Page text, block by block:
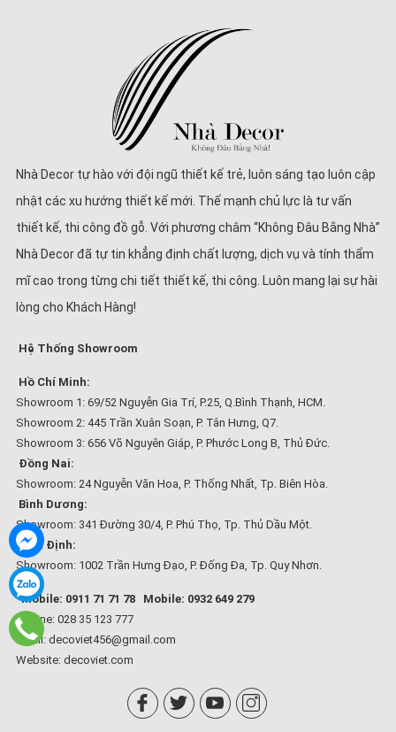
Nhà Decor tự hào với đội ngũ thiết kế trẻ, luôn sáng tạo luôn cập
nhật các xu hướng thiết kế mới. Thế mạnh chủ lực là tư vấn
thiết kế, thi công đồ gỗ. Với phương châm “Không Đâu Bằng Nhà”
Nhà Decor đã tự tin khẳng định chất lượng, dịch vụ và tính thẩm
mĩ cao trong từng chi tiết thiết kế, thi công. Luôn mang lại sự hài
lòng cho Khách Hàng!
Hệ Thống Showroom
Hồ Chí Minh:
Showroom 1: 69/52 Nguyễn Gia Trí, P.25, Q.Bình Thạnh, HCM.
Showroom 2: 445 Trần Xuân Soạn, P. Tân Hưng, Q7.
Showroom 3: 656 Võ Nguyên Giáp, P. Phước Long B, Thủ Đức.
Đồng Nai:
Showroom: 24 Nguyễn Văn Hoa, P. Thống Nhất, Tp. Biên Hòa.
Bình Dương:
Showroom: 341 Đường 30/4, P. Phú Thọ, Tp. Thủ Dầu Một.
Bình Định:
Showroom: 1002 Trần Hưng Đạo, P. Đống Đa, Tp. Quy Nhơn.
Mobile: 0911 71 71 78
Mobile: 0932 649 279
Hotline: 028 35 123 777
Email: decoviet456@gmail.com
Website: decoviet.com